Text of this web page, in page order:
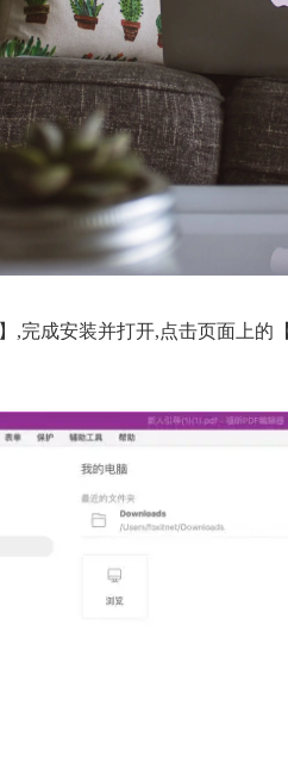
】,完成安装并打开,点击页面上的